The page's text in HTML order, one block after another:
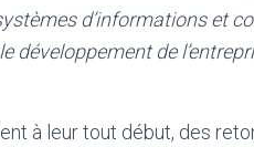
d’informations et
développement de
à leur tout début, des